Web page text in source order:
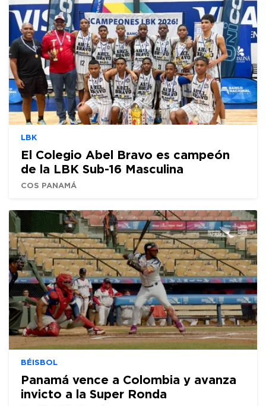
LBK
El Colegio Abel Bravo es campeón
de la LBK Sub-16 Masculina
COS PANAMÁ
BÉISBOL
Panamá vence a Colombia y avanza
invicto a la Super Ronda